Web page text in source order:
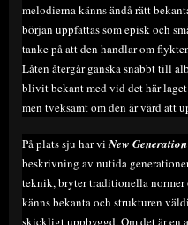
melodierna känns ändå rätt
början uppfattas som episk och
tanke på att den handlar om
Låten återgår ganska snabbt till
blivit bekant med vid det här laget
men tveksamt om den är värd att
På plats sju har viNew Generation
beskrivning av nutida
teknik, bryter traditionella normer
känns bekanta och strukturen
skickligt uppbyggd. Om det är en